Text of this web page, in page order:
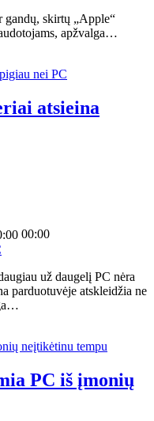
gandų, skirtų „Apple“
apžvalga…
atsieina
00:00
už daugelį PC nėra
parduotuvėje atskleidžia ne
PC iš įmonių